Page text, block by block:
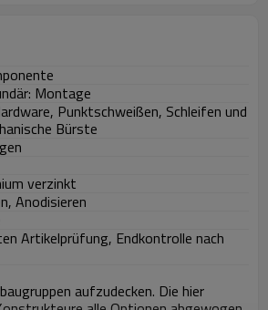
Montage
Punktschweißen, Schleifen und
Bürste
verzinkt
Anodisieren
Artikelprüfung, Endkontrolle nach
aufzudecken. Die hier